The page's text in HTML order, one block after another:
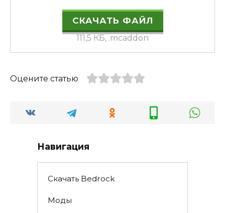
СКАЧАТЬ ФАЙЛ
111,5 КБ, .mcaddon
Оцените статью
Навигация
Скачать Bedrock
Моды